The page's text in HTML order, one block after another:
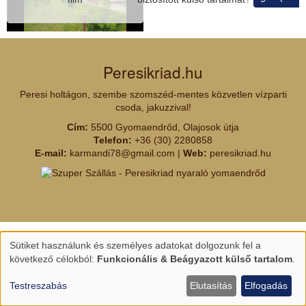
Peresikriad.hu
Peresi holtágon, szembe szomszéd-mentes közvetlen vízparti
csoda, jakuzzival!
Cím: 5500 Gyomaendrőd, Olajosok útja
Telefon: +36 (30) 2280858
E-mail: karmandi78@gmail.com | Web: peresikriad.hu
Személyes
és
Sütiket használunk és személyes adatokat dolgozunk fel a
következő célokból: Funkcionális & Beágyazott külső tartalom
Testreszabás Elutasítás Elfogadás